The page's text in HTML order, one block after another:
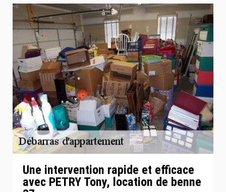
Une intervention rapide et efficace
avec PETRY Tony, location de benne